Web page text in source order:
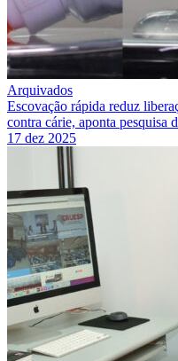
Arquivados
Escovação rápida reduz
contra cárie, aponta pesquisa
17 dez 2025